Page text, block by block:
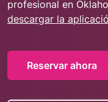
profesional en
descargar la
Reservar ahora